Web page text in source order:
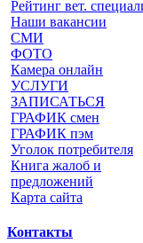
Рейтинг вет.
Наши вакансии
СМИ
ФОТО
Камера онлайн
УСЛУГИ
ЗАПИСАТЬСЯ
ГРАФИК смен
ГРАФИК пэм
Уголок потребителя
Книга жалоб и
предложений
Карта сайта
Контакты